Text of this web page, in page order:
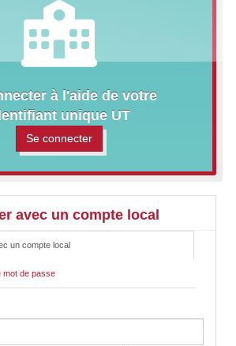
à l'aide de votre
unique UT
Se connecter
avec un compte local
un compte local
mot de passe